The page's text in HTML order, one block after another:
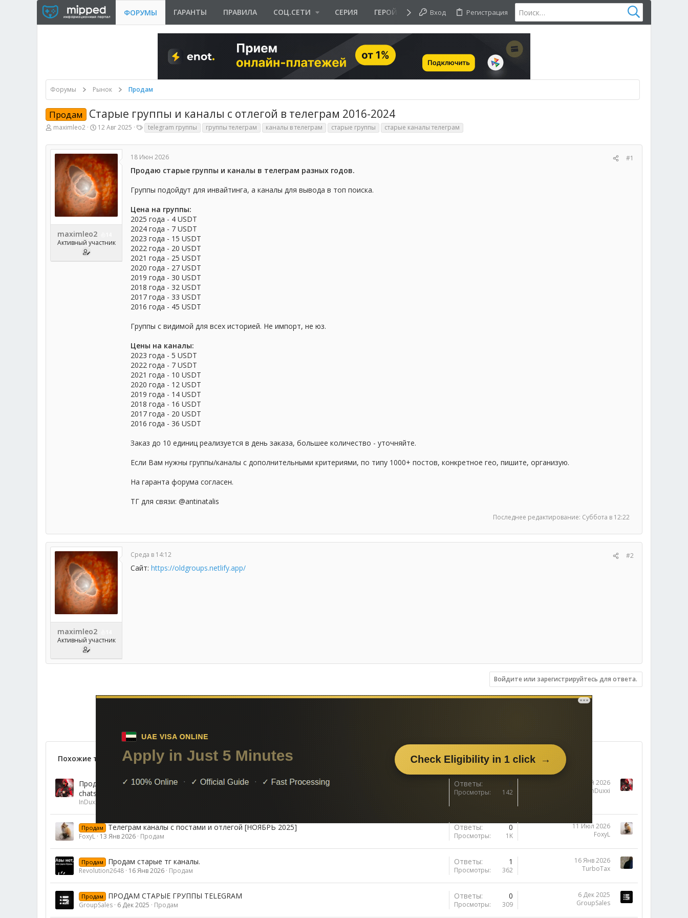
ФОРУМЫ ГАРАНТЫ ПРАВИЛА СОЦ.СЕТИ СЕРИЯ ГЕРОЙ ДНЯ Вход Регистрация
Форумы Рынок Продам
Продам Старые группы и каналы с отлегой в телеграм 2016-2024
А
т
о
т
м
ы
maximleo2
Д
т
а
н
а
ч
а
л
а
12 Авг 2025
Т
е
г
telegram группы группы телеграм каналы в телеграм старые группы старые каналы телеграм
maximleo2
Активный участник
18 Июн 2026 #1
Продаю старые группы и каналы в телеграм разных годов.
Группы подойдут для инвайтинга, а каналы для вывода в топ поиска.
Цена на группы:
2025 года - 4 USDT
2024 года - 7 USDT
2023 года - 15 USDT
2022 года - 20 USDT
2021 года - 25 USDT
2020 года - 27 USDT
2019 года - 30 USDT
2018 года - 32 USDT
2017 года - 33 USDT
2016 года - 45 USDT
Группы с видимой для всех историей. Не импорт, не юз.
Цены на каналы:
2023 года - 5 USDT
2022 года - 7 USDT
2021 года - 10 USDT
2020 года - 12 USDT
2019 года - 14 USDT
2018 года - 16 USDT
2017 года - 20 USDT
2016 года - 36 USDT
Заказ до 10 единиц реализуется в день заказа, большее количество - уточняйте.
Если Вам нужны группы/каналы с дополнительными критериями, по типу 1000+ постов, конкретное гео, пишите, организую.
На гаранта форума согласен.
ТГ для связи: @antinatalis
Последнее редактирование: Суббота в 12:22
maximleo2
Активный участник
Среда в 14:12 #2
Сайт: https://oldgroups.netlify.app/
Войдите или зарегистрируйтесь для ответа.
Похожие темы
Продам Telegram старые чаты(группы)/каналы с ежедневными постами 2022-2023-2024 | Telegram old
chats (groups)/channels
InDuxxi
Ответы
Просмотры 142
27 Май 2026
InDuxxi
Продам Телеграм каналы с постами и отлегой [НОЯБРЬ 2025]
FoxyL 13 Янв 2026 Продам
Ответы 0
Просмотры 1K
11 Июл 2026
FoxyL
Продам Продам старые тг каналы.
Revolution2648 16 Янв 2026 Продам
Ответы 1
Просмотры 362
16 Янв 2026
TurboTax
Продам ПРОДАМ СТАРЫЕ ГРУППЫ TELEGRAM
GroupSales 6 Дек 2025 Продам
Ответы 0
Просмотры 309
6 Дек 2025
GroupSales